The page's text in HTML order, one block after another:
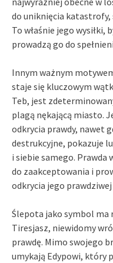
do uniknięcia katastrofy,
To właśnie jego wysiłki,
prowadzą go do
Innym ważnym
staje się kluczowym
Teb, jest
plagą nękającą miasto.
odkrycia prawdy, nawet
destrukcyjne, pokazuje
i siebie samego. Prawda
do zaakceptowania i
odkrycia jego
Ślepota jako symbol ma
Tiresjasz, niewidomy
prawdę. Mimo swojego
umykają Edypowi, który